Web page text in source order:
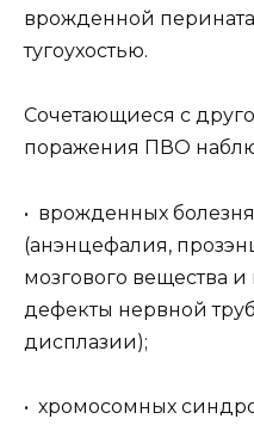
врожденной
тугоухостью.
Сочетающиеся с
поражения ПВО
• врожденных
(анэнцефалия,
мозгового вещества
дефекты нервной
дисплазии);
• хромосомных